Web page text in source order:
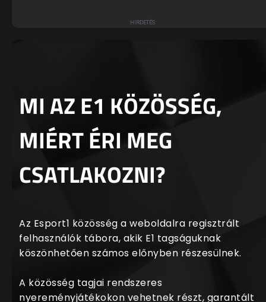
MI AZ E1 KÖZÖSSÉG,
MIÉRT ÉRI MEG
CSATLAKOZNI?
Az Esport1 közösség a weboldalra regisztrált
felhasználók tábora, akik E1 tagságuknak
köszönhetően számos előnyben részesülnek.
A közösség tagjai rendszeres
nyereményjátékokon vehetnek részt, garantált